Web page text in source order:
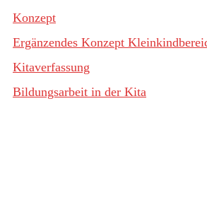
Konzept
Ergänzendes Konzept
Kitaverfassung
Bildungsarbeit in der Kita